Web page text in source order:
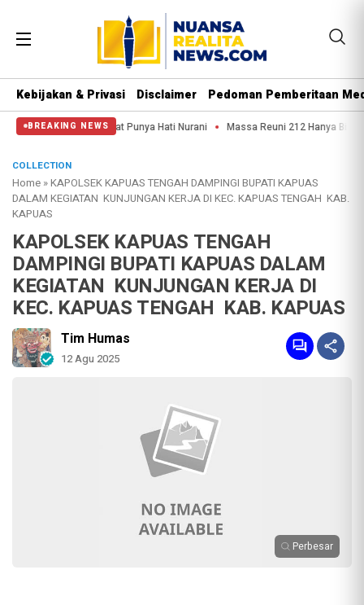
Kebijakan & Privasi Disclaimer Pedoman Pemberitaan
BREAKING NEWS
Aparat Punya Hati Nurani Massa Reuni 212 Hanya Bisa Sampai
COLLECTION
Home »KAPOLSEK KAPUAS TENGAH DAMPINGI BUPATI KAPUAS
DALAM KEGIATAN KUNJUNGAN KERJA DI KEC. KAPUAS TENGAH KAB.
KAPUAS
KAPOLSEK KAPUAS TENGAH
DAMPINGI BUPATI KAPUAS DALAM
KEGIATAN KUNJUNGAN KERJA DI
KEC. KAPUAS TENGAH KAB. KAPUAS
Tim Humas
12 Agu 2025
Perbesar